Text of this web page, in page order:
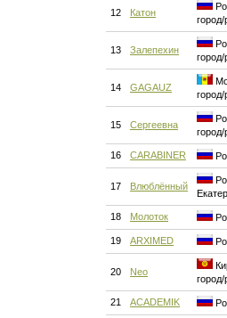
12 Катон
город/
13 Залепехин
город/
14 GAGAUZ
город/
15 Сергеевна
город/
16 CARABINER
17 Влюблённый
18 Молоток
19 ARXIMED
20 Neo
город/
21 ACADEMIK